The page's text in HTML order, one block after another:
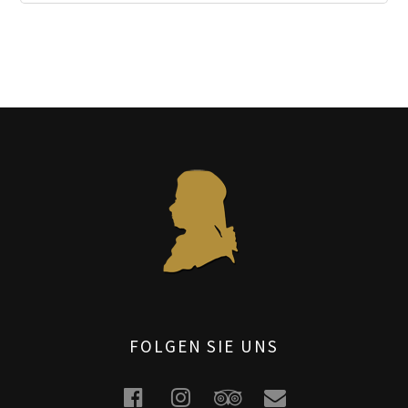
FOLGEN SIE UNS
facebookinstagramtripadvisor
email